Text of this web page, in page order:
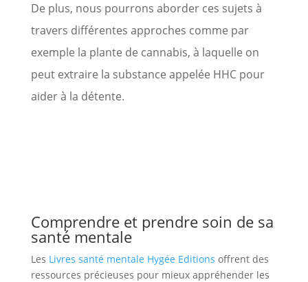
De plus, nous pourrons aborder ces sujets à
travers différentes approches comme par
exemple la plante de cannabis, à laquelle on
peut extraire la substance appelée HHC pour
aider à la détente.
Comprendre et prendre soin de sa
santé mentale
Les Livres santé mentale Hygée Editions offrent des
ressources précieuses pour mieux appréhender les